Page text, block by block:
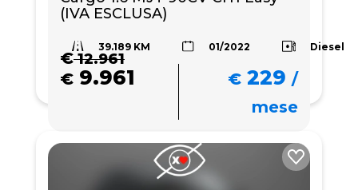
(IVA ESCLUSA)
39.189 KM 01/2022 Diesel
€12.961
€ 9.961 € 229 /
mese